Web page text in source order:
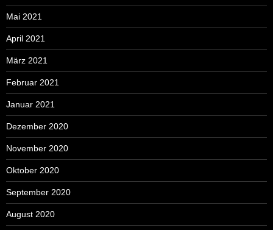
Mai 2021
April 2021
März 2021
Februar 2021
Januar 2021
Dezember 2020
November 2020
Oktober 2020
September 2020
August 2020